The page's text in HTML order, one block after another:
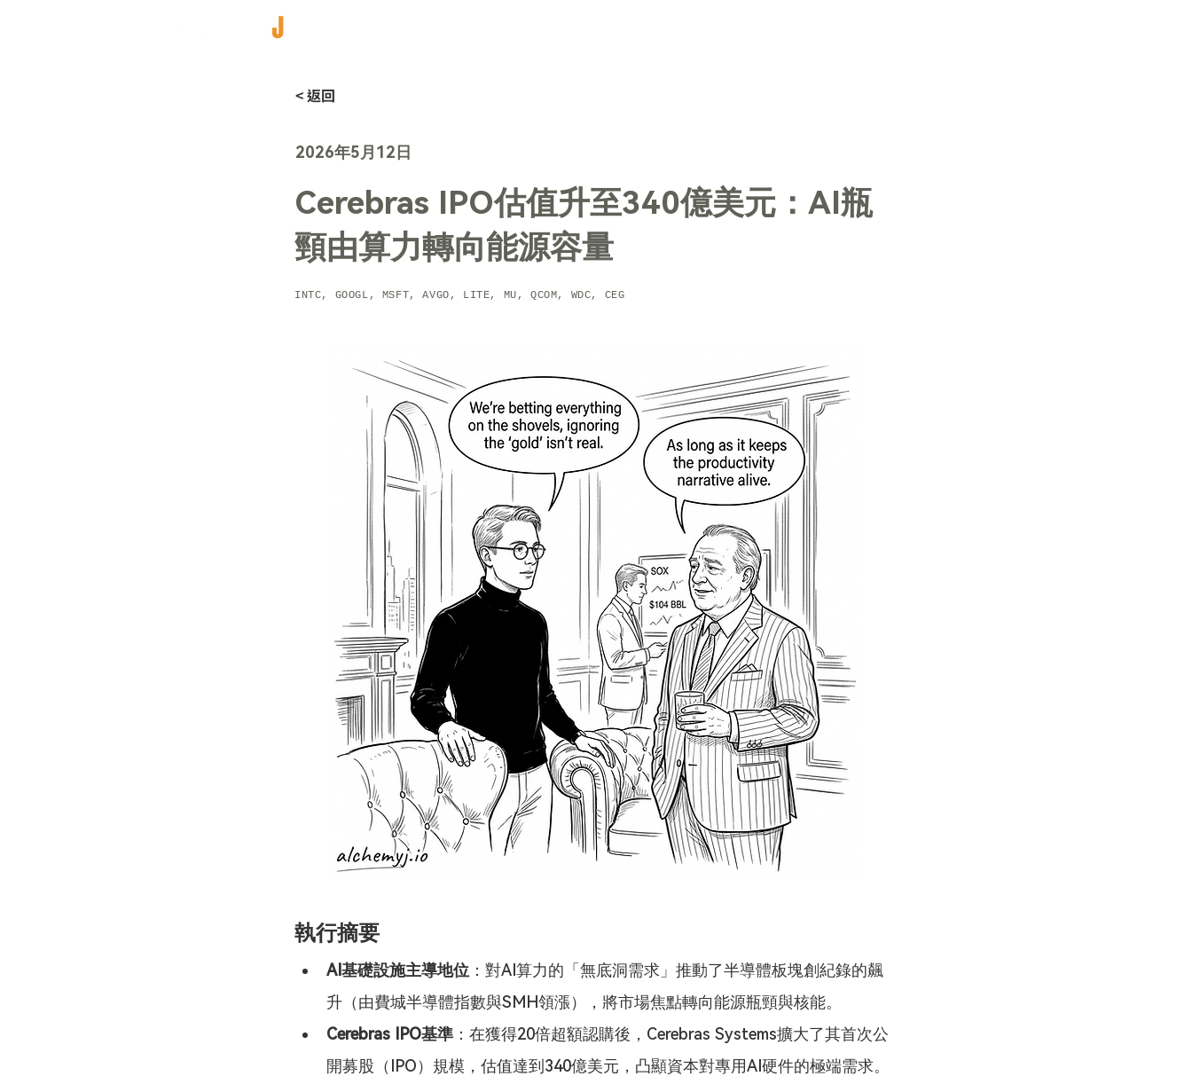
< 返回
2026年5月12日
Cerebras IPO估值升至340億美元：AI瓶
頸由算力轉向能源容量
INTC, GOOGL, MSFT, AVGO, LITE, MU, QCOM, WDC, CEG
執行摘要
AI基礎設施主導地位 ：對AI算力的「無底洞需求」推動了半導體板塊創紀錄的飆
升（由費城半導體指數與SMH領漲），將市場焦點轉向能源瓶頸與核能。
Cerebras IPO基準 ：在獲得20倍超額認購後，Cerebras Systems擴大了其首次公
開募股（IPO）規模，估值達到340億美元，凸顯資本對專用AI硬件的極端需求。